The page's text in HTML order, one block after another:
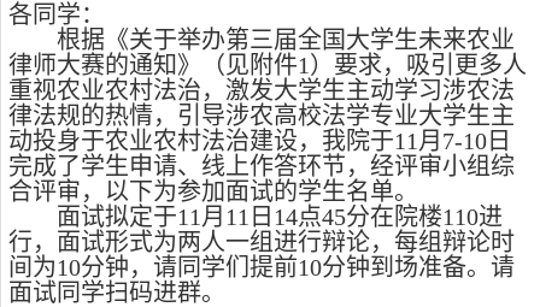
各同学：
根据《关于举办第三届全国大学生未来农业
律师大赛的通知》（见附件1 ）要求， 吸引更多人
重视农业农村法治，激发大学生主动学习涉农法
律法规的热情，引导涉农高校法学专业大学生主
动投身于农业农村法治建设， 我院于11 月 7-10 日
完成了学生申请、线上作答环节，经评审小组综
合评审，以下为参加面试的学生名单。
面试拟定于11 月 11 日 14点45分在院楼110进
行，面试形式为两人一组进行辩论，每组辩论时
间为10分钟，请同学们提前10分钟到场准备。请
面试同学扫码进群。